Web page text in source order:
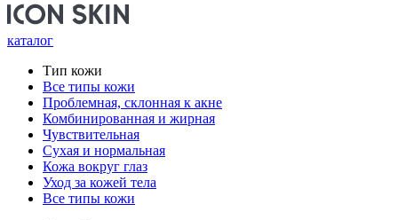
каталог
Тип кожи
Все типы кожи
Проблемная, склонная к акне
Комбинированная и жирная
Чувствительная
Сухая и нормальная
Кожа вокруг глаз
Уход за кожей тела
Все типы кожи